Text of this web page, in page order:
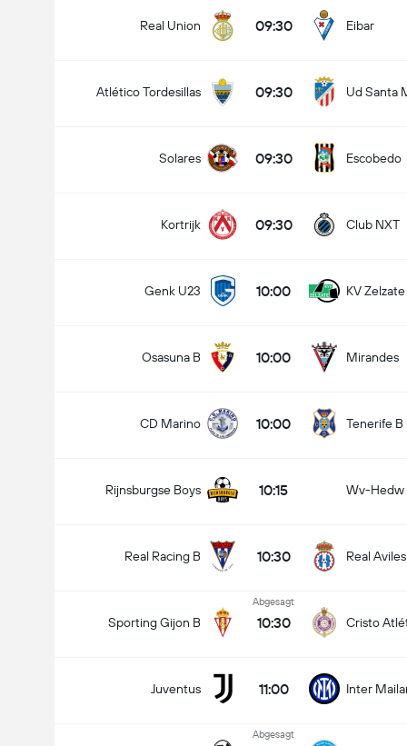
Real Union 09:30 Eibar
Atlético Tordesillas 09:30 Ud Santa
Solares 09:30 Escobedo
Kortrijk 09:30 Club NXT
Genk U23 10:00 KV Zelzate
Osasuna B 10:00 Mirandes
CD Marino 10:00 Tenerife B
Rijnsburgse Boys 10:15 Wv-Hedw
Real Racing B 10:30 Real Aviles
Sporting Gijon B
Abgesagt
10:30 Cristo
Juventus 11:00 Inter
Abgesagt